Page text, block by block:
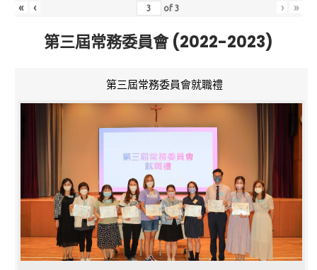
« ‹ of3 › »
第三屆常務委員會 (2022-2023)
第三屆常務委員會就職禮